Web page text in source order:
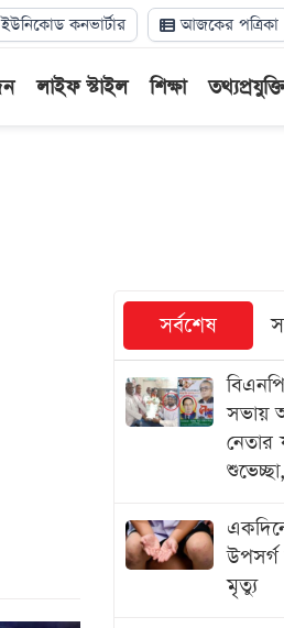
ইউনিকোড কনভার্টার আজকের পত্রিকা
লাইফ স্টাইল শিক্ষা
সর্বশেষ
সভায়
উপসর্গ
মৃত্যু